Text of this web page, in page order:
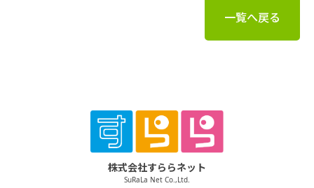
一覧へ戻る
株式会社すららネット
SuRaLa Net Co.,Ltd.